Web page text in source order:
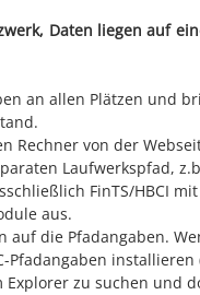
Daten liegen auf
an allen Plätzen und
Rechner von der
Laufwerkspfad,
FinTS/HBCI mit
aus.
auf die Pfadangaben.
Pfadangaben
zu suchen und